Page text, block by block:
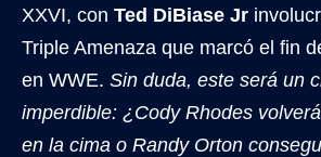
XXVI, con Ted DiBiase Jr
Triple Amenaza que marcó el fin
en WWE. Sin duda, este será un
imperdible: ¿Cody Rhodes
en la cima o Randy Orton